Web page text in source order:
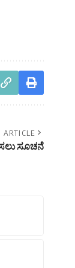
ARTICLE
ಸೂಚನೆ